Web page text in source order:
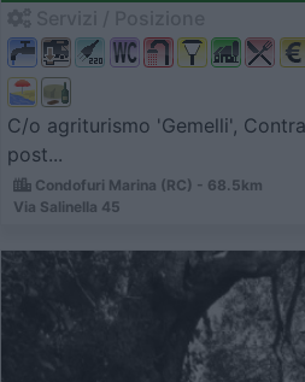
C/o agriturismo 'Gemelli',
post...
Condofuri Marina (RC) - 68.5km
Via Salinella 45